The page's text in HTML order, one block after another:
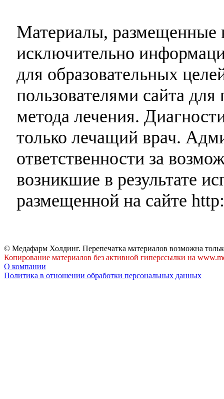
Материалы, размещенные
исключительно
для образовательных
пользователями сайта
метода лечения.
только лечащий врач.
ответственности за
возникшие в результате
размещенной на сайте
© Медафарм Холдинг. Перепечатка материалов возможна
Копирование материалов без активной гиперссылки на
О компании
Политика в отношении обработки персональных данных